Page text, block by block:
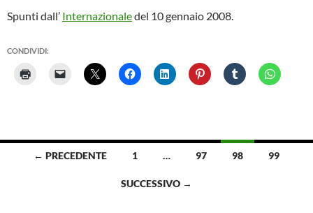
Spunti dall’ Internazionaledel 10 gennaio 2008.
CONDIVIDI:
Navigazione
← PRECEDENTE 1 … 97 98 99
SUCCESSIVO →